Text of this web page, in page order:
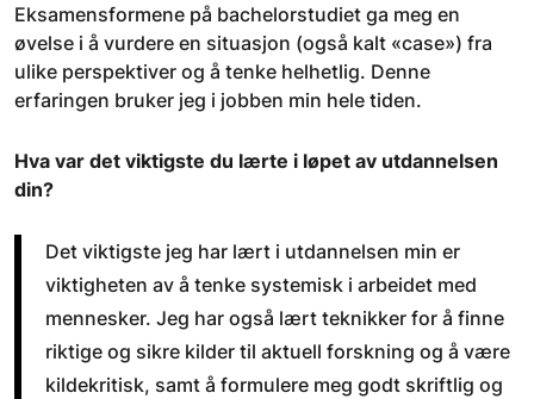
Eksamensformene på bachelorstudiet ga meg en
øvelse i å vurdere en situasjon (også kalt «case») fra
ulike perspektiver og å tenke helhetlig. Denne
erfaringen bruker jeg i jobben min hele tiden.
Hva var det viktigste du lærte i løpet av utdannelsen
din?
Det viktigste jeg har lært i utdannelsen min er
viktigheten av å tenke systemisk i arbeidet med
mennesker. Jeg har også lært teknikker for å finne
riktige og sikre kilder til aktuell forskning og å være
kildekritisk, samt å formulere meg godt skriftlig og